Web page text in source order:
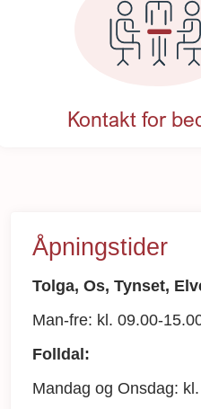
Kontakt for
Åpningstider
Tolga, Os, Tynset,
Man-fre: kl. 09.00-
Folldal:
Mandag og Onsdag: